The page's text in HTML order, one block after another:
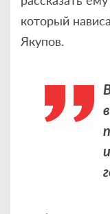
который
Якупов.